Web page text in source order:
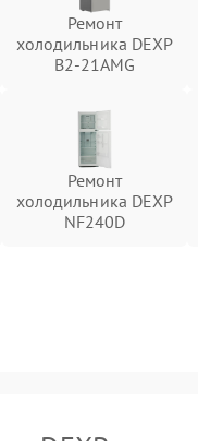
Ремонт
холодильника DEXP
B2-21AMG
Ремонт
холодильника DEXP
NF240D